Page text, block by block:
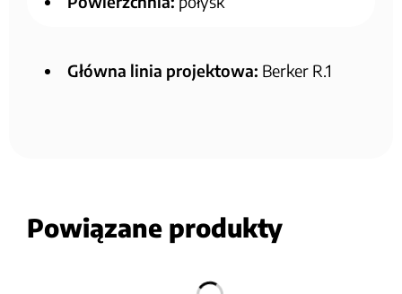
Główna linia projektowa: Berker R.1
Powiązane produkty